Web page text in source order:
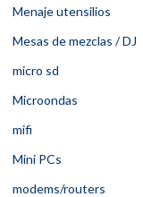
Menaje utensilios
Mesas de mezclas / DJ
micro sd
Microondas
mifi
Mini PCs
modems/routers